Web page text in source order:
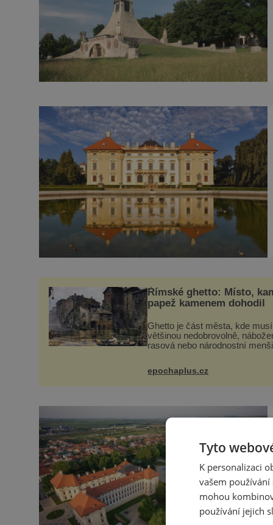
Římské ghetto: Místo,
papež kamenem dohodil
Ghetto je část města, kde
většinou nedobrovolně,
rasová nebo národnostní
Židé. Už od středověku jsou totiž
epochaplus.cz
Tyto
K personalizaci
vašem
mohou
používání jejich